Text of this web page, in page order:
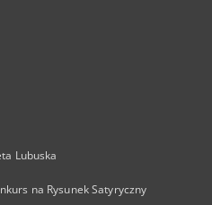
Lubuska
na Rysunek Satyryczny